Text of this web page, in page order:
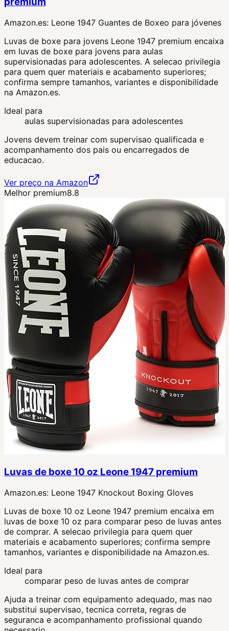
Amazon.es: Leone 1947 Guantes de Boxeo para jóvenes
Luvas de boxe para jovens Leone 1947 premium encaixa
em luvas de boxe para jovens para aulas
supervisionadas para adolescentes. A selecao privilegia
para quem quer materiais e acabamento superiores;
confirma sempre tamanhos, variantes e disponibilidade
na Amazon.es.
Ideal para
aulas supervisionadas para adolescentes
Jovens devem treinar com supervisao qualificada e
acompanhamento dos pais ou encarregados de
educacao.
Ver preço na Amazon
Melhor premium8.8
Luvas de boxe 10 oz Leone 1947 premium
Amazon.es: Leone 1947 Knockout Boxing Gloves
Luvas de boxe 10 oz Leone 1947 premium encaixa em
luvas de boxe 10 oz para comparar peso de luvas antes
de comprar. A selecao privilegia para quem quer
materiais e acabamento superiores; confirma sempre
tamanhos, variantes e disponibilidade na Amazon.es.
Ideal para
comparar peso de luvas antes de comprar
Ajuda a treinar com equipamento adequado, mas nao
substitui supervisao, tecnica correta, regras de
seguranca e acompanhamento profissional quando